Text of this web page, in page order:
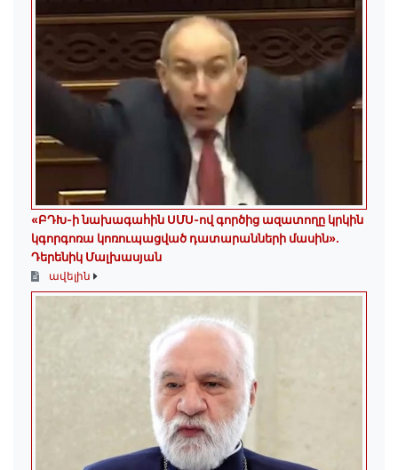
«ԲԴԽ-ի նախագահին ՍՄՍ-ով գործից ազատողը կրկին
կգորգոռա կոռուպացված դատարանների մասին».
Դերենիկ Մալխասյան
ավելին